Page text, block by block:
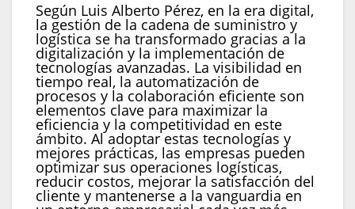
Según Luis Alberto Pérez, en la era digital,
la gestión de la cadena de suministro y
logística se ha transformado gracias a la
digitalización y la implementación de
tecnologías avanzadas. La visibilidad en
tiempo real, la automatización de
procesos y la colaboración eficiente son
elementos clave para maximizar la
eficiencia y la competitividad en este
ámbito. Al adoptar estas tecnologías y
mejores prácticas, las empresas pueden
optimizar sus operaciones logísticas,
reducir costos, mejorar la satisfacción del
cliente y mantenerse a la vanguardia en